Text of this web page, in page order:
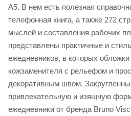
А5. В нем есть полезная
телефонная книга, а также 272
мыслей и составления рабочих
представлены практичные и
ежедневников, в которых
кожзаменителя с рельефом и
декоративным швом.
привлекательную и изящную
ежедневники от бренда Bruno